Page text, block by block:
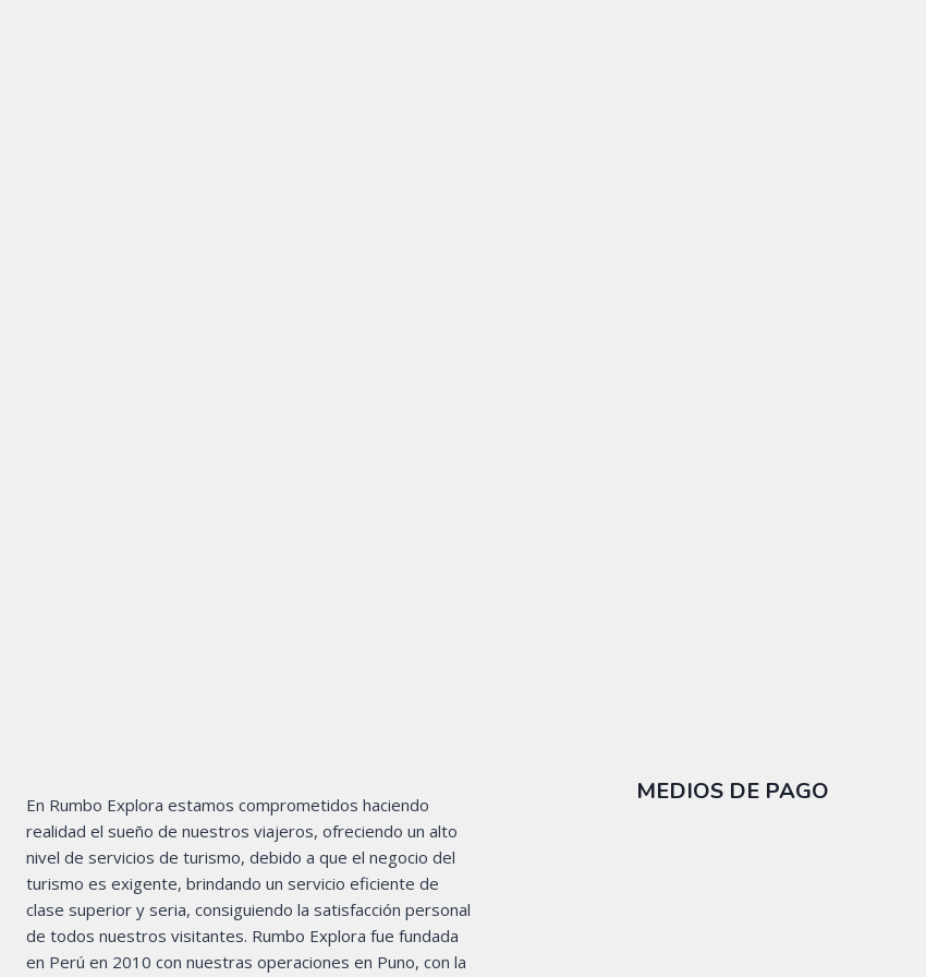
En Rumbo Explora estamos comprometidos haciendo
realidad el sueño de nuestros viajeros, ofreciendo un alto
nivel de servicios de turismo, debido a que el negocio del
turismo es exigente, brindando un servicio eficiente de
clase superior y seria, consiguiendo la satisfacción personal
de todos nuestros visitantes. Rumbo Explora fue fundada
en Perú en 2010 con nuestras operaciones en Puno, con la
MEDIOS DE PAGO